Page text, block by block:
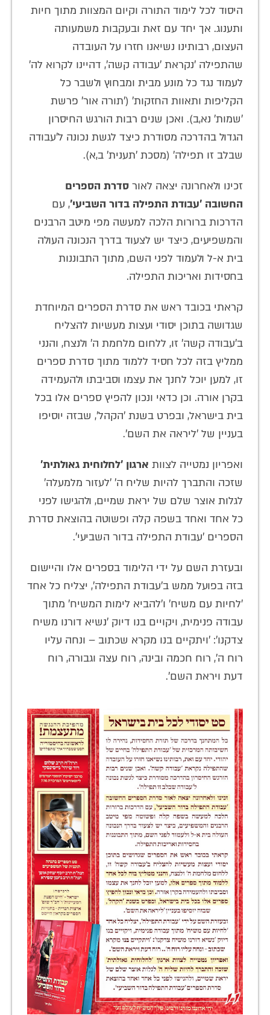
היסוד לכל לימוד התורה וקיום המצוות מתוך חיות
ותענוג. אך יחד עם זאת ובעקבות משמעותה
העצום, רבותינו נשיאנו חזרו על העובדה
שהתפילה 'נקראת 'עבודה קשה', דהיינו לקרוא לה'
לעמוד נגד כל מונע מבית ומבחוץ ולשבר כל
הקליפות ותאוות החזקות' ('תורה אור' פרשת
'שמות' נא,ב). ואכן שנים רבות הורגש החיסרון
הגדול בהדרכה מסודרת כיצד לגשת נכונה ל'עבודה
שבלב זו תפילה' (מסכת 'תענית' ב,א).
זכינו ולאחרונה יצאה לאור סדרת הספרים
החשובה 'עבודת התפילה בדור השביעי', עם
הדרכות ברורות הלכה למעשה מפי מיטב הרבנים
והמשפיעים, כיצד יש לצעוד בדרך הנכונה העולה
בית א-ל ולעמוד לפני השם, מתוך התבוננות
בחסידות ואריכות התפילה.
קראתי בכובד ראש את סדרת הספרים המיוחדת
שגדושה בתוכן יסודי ועצות מעשיות להצליח
ב'עבודה קשה' זו, ללחום מלחמת ה' ולנצח, והנני
ממליץ בזה לכל חסיד ללמוד מתוך סדרת ספרים
זו, למען יוכל לחנך את עצמו וסביבתו ולהעמידה
בקרן אורה. וכן כדאי ונכון להפיץ ספרים אלו בכל
בית בישראל, ובפרט בשנת 'הקהל', שבזה יוסיפו
בעניין של 'ליראה את השם'.
ואפריון נמטייה לצוות ארגון 'לחלוחית גאולתית'
שזכה והתברך להיות שליח ה' 'לעזור מלמעלה'
לגלות אוצר שלם של יראת שמיים, ולהגישו לפני
כל אחד ואחד בשפה קלה ופשוטה בהוצאת סדרת
הספרים 'עבודת התפילה בדור השביעי'.
ובעזרת השם על ידי הלימוד בספרים אלו והיישום
בזה בפועל ממש ב'עבודת התפילה', יצליח כל אחד
'לחיות עם משיח' ו'להביא לימות המשיח' מתוך
עבודה פנימית, ויקויים בנו דיוק 'נשיא דורנו משיח
צדקנו': 'ויתקיים בנו מקרא שכתוב – ונחה עליו
רוח ה', רוח חכמה ובינה, רוח עצה וגבורה, רוח
דעת ויראת השם'.